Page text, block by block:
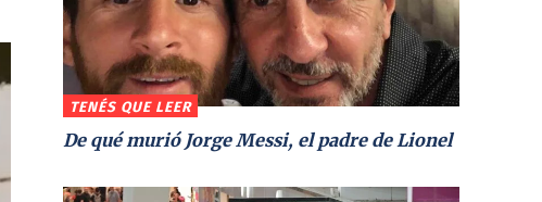
TENÉS QUE LEER
De qué murió Jorge Messi, el padre de Lionel